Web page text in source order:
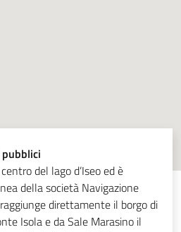
pubblici
del lago d’Iseo ed è
della società Navigazione
direttamente il borgo di
Isola e da Sale Marasino il